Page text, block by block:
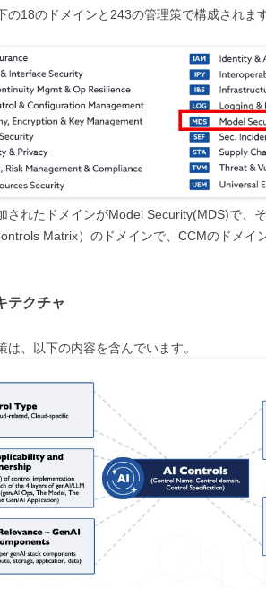
の18のドメインと243の管理策で構成されま
されたドメインがModel Security(MDS)で、
Matrix）のドメインで、CCMのドメイ
テクチャ
は、以下の内容を含んでいます。